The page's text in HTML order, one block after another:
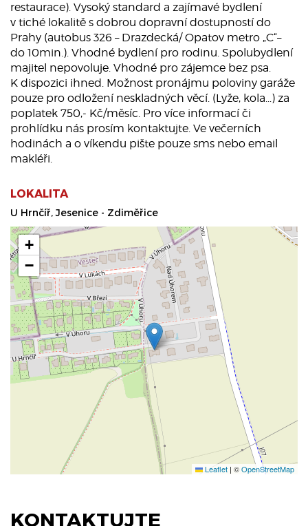
restaurace). Vysoký standard a zajímavé bydlení
v tiché lokalitě s dobrou dopravní dostupností do
Prahy (autobus 326 – Drazdecká/ Opatov metro „C“–
do 10min.). Vhodné bydlení pro rodinu. Spolubydlení
majitel nepovoluje. Vhodné pro zájemce bez psa.
K dispozici ihned. Možnost pronájmu poloviny garáže
pouze pro odložení neskladných věcí. (Lyže, kola...) za
poplatek 750,- Kč/měsíc. Pro více informací či
prohlídku nás prosím kontaktujte. Ve večerních
hodinách a o víkendu pište pouze sms nebo email
makléři.
LOKALITA
U Hrnčíř, Jesenice - Zdiměřice
+
−
Leaflet | ©OpenStreetMap
KONTAKTUJTE